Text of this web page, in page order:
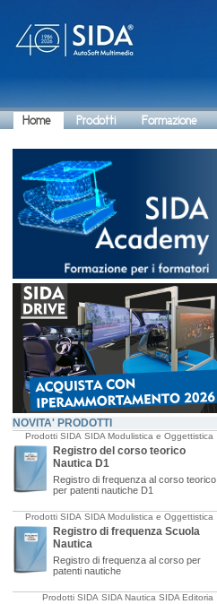
Home Prodotti Formazione
NOVITA' PRODOTTI
Prodotti SIDA SIDA Modulistica e Oggettistica
Registro del corso teorico
Nautica D1
Registro di frequenza al corso teorico
per patenti nautiche D1
Prodotti SIDA SIDA Modulistica e Oggettistica
Registro di frequenza Scuola
Nautica
Registro di frequenza al corso per
patenti nautiche
Prodotti SIDA SIDA Nautica SIDA Editoria